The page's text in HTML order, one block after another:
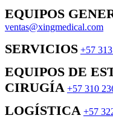
EQUIPOS
ventas@xingmedical.com
SERVICIOS +57
EQUIPOS DE
CIRUGÍA +57 310
LOGÍSTICA +57